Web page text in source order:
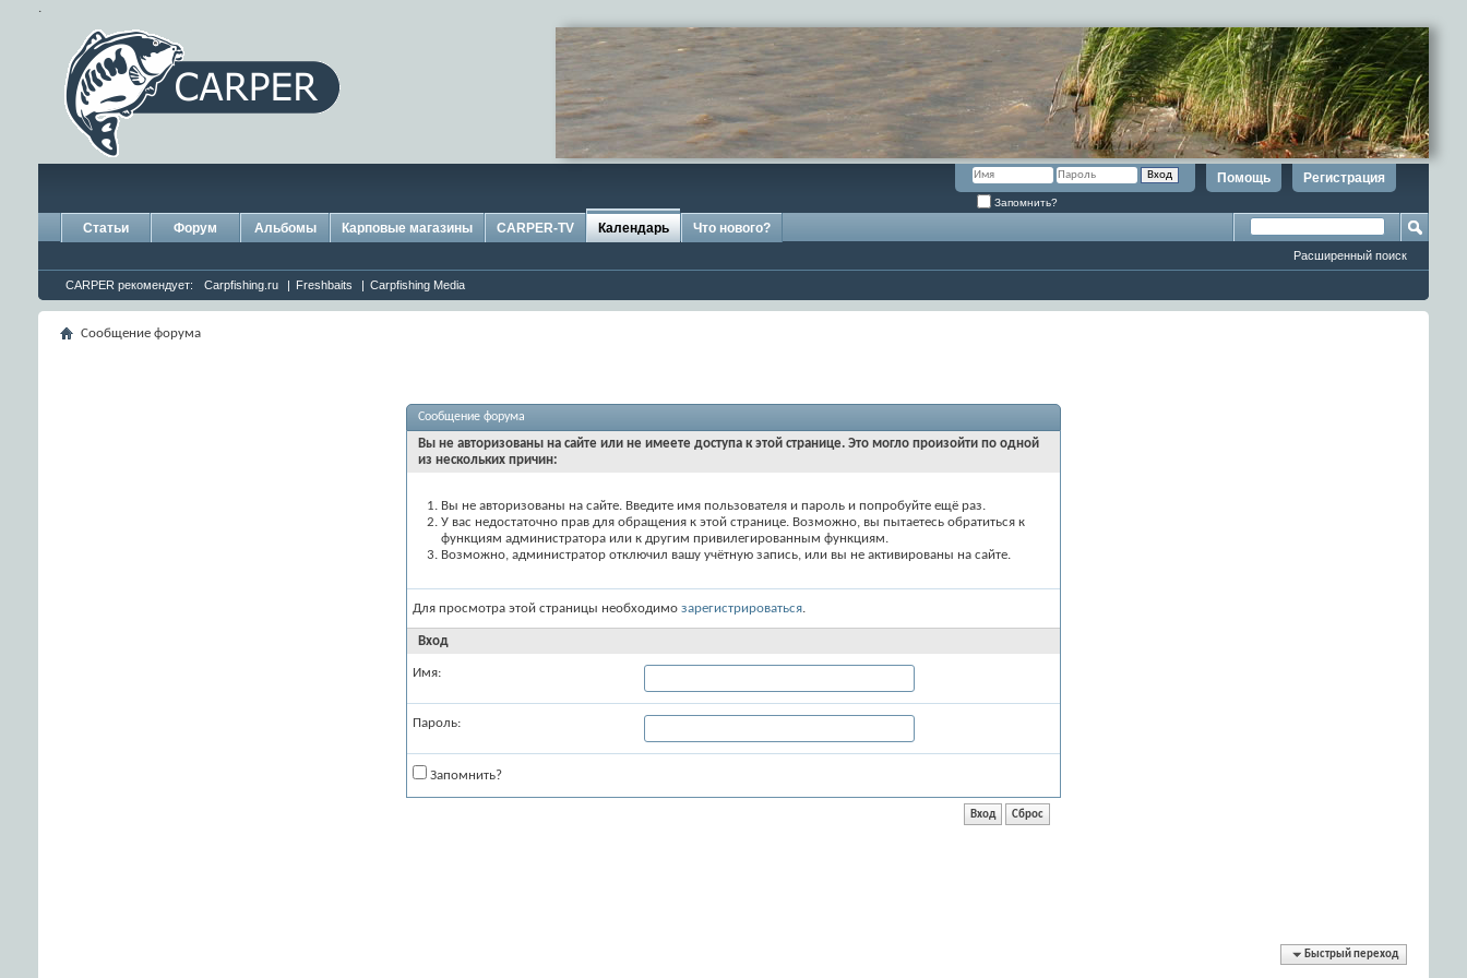
.
Регистрация
Помощь
Запомнить?
Статьи Форум Альбомы Карповые магазины CARPER-TV
CARPER рекомендует: Carpfishing.ru | Freshbaits | Carpfishing Media
Календарь Что нового?
Расширенный поиск
Сообщение форума
Сообщение форума
Вы не авторизованы на сайте или не имеете доступа к этой странице. Это могло произойти по одной
из нескольких причин:
Вы не авторизованы на сайте. Введите имя пользователя и пароль и попробуйте ещё раз.
У вас недостаточно прав для обращения к этой странице. Возможно, вы пытаетесь обратиться к
функциям администратора или к другим привилегированным функциям.
Возможно, администратор отключил вашу учётную запись, или вы не активированы на сайте.
Для просмотра этой страницы необходимо зарегистрироваться.
Вход
Имя:
Пароль:
Запомнить?
Быстрый переход